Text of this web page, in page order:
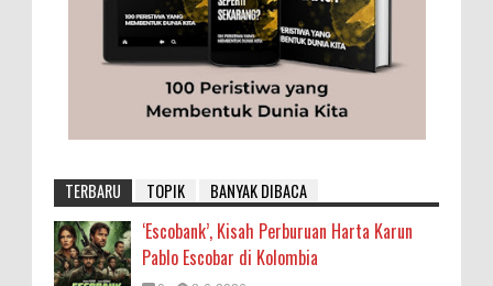
TERBARU TOPIK BANYAK DIBACA
‘Escobank’, Kisah Perburuan Harta Karun
Pablo Escobar di Kolombia